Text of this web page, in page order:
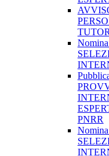
PNRR